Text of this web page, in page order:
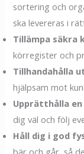
sortering och
ska levereras i
Tillämpa säkra
körregister och
Tillhandahålla
hjälpsam mot
Upprätthålla
dig väl och följ
Håll dig i god